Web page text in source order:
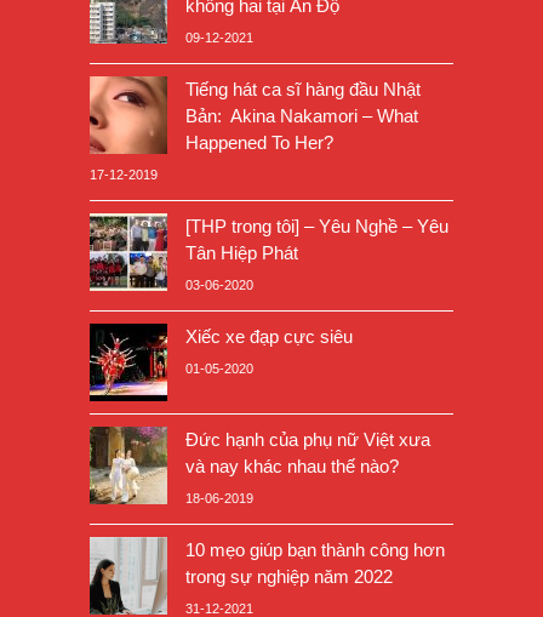
không hai tại Ấn Độ
09-12-2021
Tiếng hát ca sĩ hàng đầu Nhật
Bản: Akina Nakamori – What
Happened To Her?
17-12-2019
[THP trong tôi] – Yêu Nghề – Yêu
Tân Hiệp Phát
03-06-2020
Xiếc xe đạp cực siêu
01-05-2020
Đức hạnh của phụ nữ Việt xưa
và nay khác nhau thế nào?
18-06-2019
10 mẹo giúp bạn thành công hơn
trong sự nghiệp năm 2022
31-12-2021